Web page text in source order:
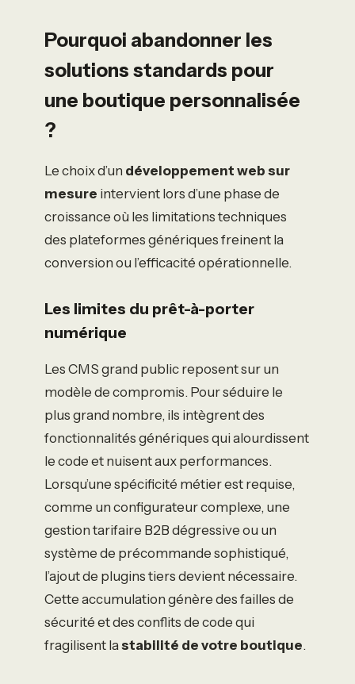
Pourquoi abandonner les
solutions standards pour
une boutique personnalisée
?
Le choix d’un développement web sur
mesure intervient lors d’une phase de
croissance où les limitations techniques
des plateformes génériques freinent la
conversion ou l’efficacité opérationnelle.
Les limites du prêt-à-porter
numérique
Les CMS grand public reposent sur un
modèle de compromis. Pour séduire le
plus grand nombre, ils intègrent des
fonctionnalités génériques qui alourdissent
le code et nuisent aux performances.
Lorsqu’une spécificité métier est requise,
comme un configurateur complexe, une
gestion tarifaire B2B dégressive ou un
système de précommande sophistiqué,
l’ajout de plugins tiers devient nécessaire.
Cette accumulation génère des failles de
sécurité et des conflits de code qui
fragilisent la stabilité de votre boutique.